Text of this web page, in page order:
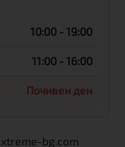
10:00 - 19:00
11:00 - 16:00
Почивен ден
bg.com